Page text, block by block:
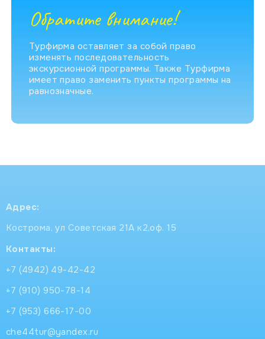
Обратите внимание!
Турфирма оставляет за собой право
изменять последовательность
экскурсионной программы. Также Турфирма
имеет право заменить пункты программы на
равнозначные.
Адрес:
Кострома, ул Советская 21А к2,оф. 15
Контакты:
+7 (4942) 49-42-42
+7 (910) 950-78-14
+7 (953) 666-17-00
che44tur@yandex.ru